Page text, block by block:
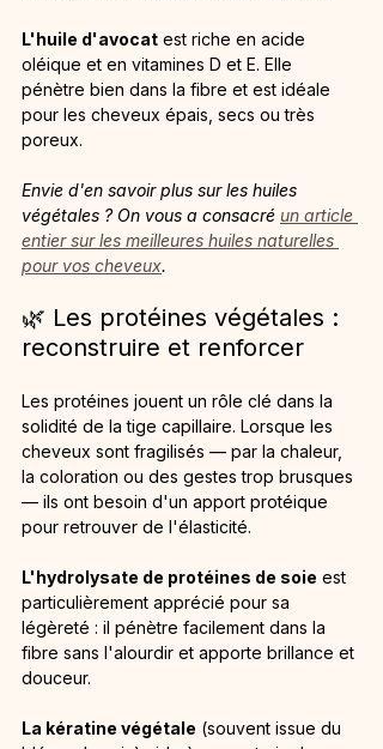
L'huile d'avocat est riche en acide
oléique et en vitamines D et E. Elle
pénètre bien dans la fibre et est idéale
pour les cheveux épais, secs ou très
poreux.
Envie d'en savoir plus sur les huiles
végétales ? On vous a consacré un article
entier sur les meilleures huiles naturelles
pour vos cheveux.
🌿 Les protéines végétales :
reconstruire et renforcer
Les protéines jouent un rôle clé dans la
solidité de la tige capillaire. Lorsque les
cheveux sont fragilisés — par la chaleur,
la coloration ou des gestes trop brusques
— ils ont besoin d'un apport protéique
pour retrouver de l'élasticité.
L'hydrolysate de protéines de soie est
particulièrement apprécié pour sa
légèreté : il pénètre facilement dans la
fibre sans l'alourdir et apporte brillance et
douceur.
La kératine végétale (souvent issue du